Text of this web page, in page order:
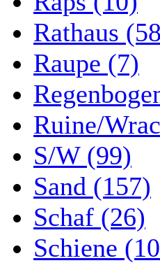
Rathaus
Raupe (7)
Ruine/
S/W (99)
Sand (157)
Schaf (26)
Schiene